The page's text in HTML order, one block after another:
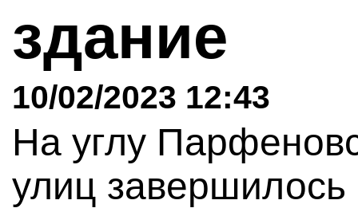
здание
10/02/2023 12:43
На углу
улиц завершилось